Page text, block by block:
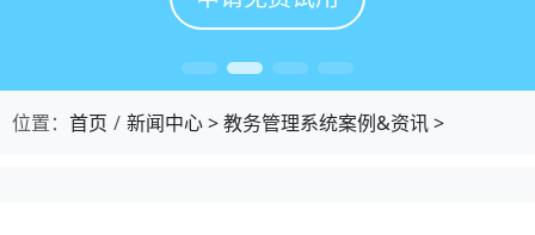
位置： 首页 新闻中心>教务管理系统案例&资讯>